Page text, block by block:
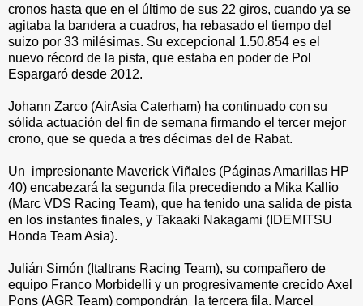
cronos hasta que en el último de sus 22 giros, cuando ya se
agitaba la bandera a cuadros, ha rebasado el tiempo del
suizo por 33 milésimas. Su excepcional 1.50.854 es el
nuevo récord de la pista, que estaba en poder de Pol
Espargaró desde 2012.
Johann Zarco (AirAsia Caterham) ha continuado con su
sólida actuación del fin de semana firmando el tercer mejor
crono, que se queda a tres décimas del de Rabat.
Un impresionante Maverick Viñales (Páginas Amarillas HP
40) encabezará la segunda fila precediendo a Mika Kallio
(Marc VDS Racing Team), que ha tenido una salida de pista
en los instantes finales, y Takaaki Nakagami (IDEMITSU
Honda Team Asia).
Julián Simón (Italtrans Racing Team), su compañero de
equipo Franco Morbidelli y un progresivamente crecido Axel
Pons (AGR Team) compondrán la tercera fila. Marcel